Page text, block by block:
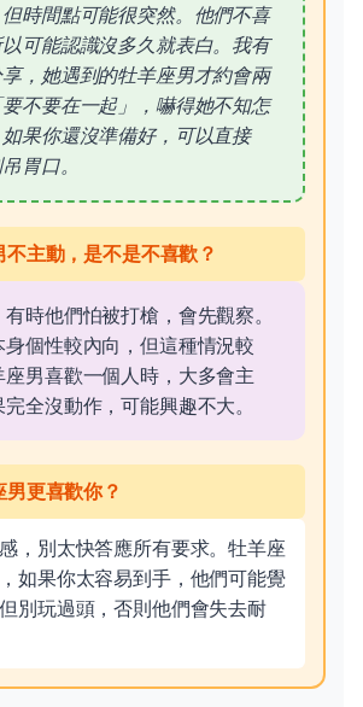
時間點可能很突然。他們不喜
可能認識沒多久就表白。我有
，她遇到的牡羊座男才約會兩
不要在一起」，嚇得她不知怎
果你還沒準備好，可以直接
胃口。
主動，是不是不喜歡？
時他們怕被打槍，會先觀察。
身個性較內向，但這種情況較
座男喜歡一個人時，大多會主
全沒動作，可能興趣不大。
更喜歡你？
，別太快答應所有要求。牡羊座
如果你太容易到手，他們可能覺
別玩過頭，否則他們會失去耐